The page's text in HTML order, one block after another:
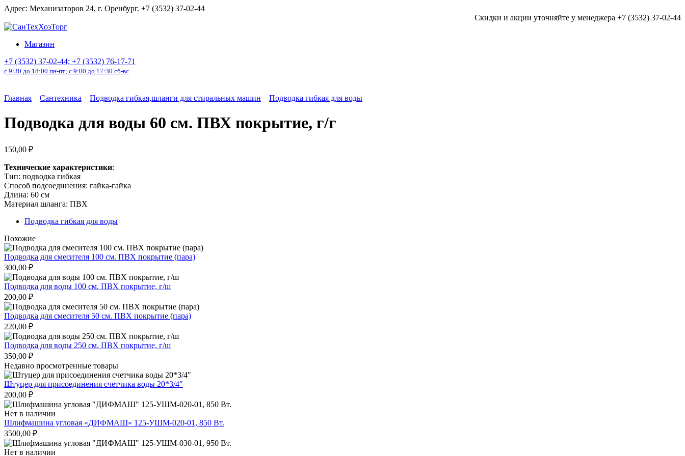
Перейти
содержанию
Адрес: Механизаторов 24, г. Оренбург. +7 (3532) 37-02-44
Скидки и акции уточняйте у менеджера +7 (3532) 37-02-44
Магазин
+7 (3532) 37-02-44; +7 (3532) 76-17-71
с 9:30 до 18:00 пн-пт; с 9:00 до 17:30 сб-вс
Главная Сантехника Подводка гибкая,шланги для стиральных машин Подводка гибкая для воды
Подводка для воды 60 см. ПВХ покрытие, г/г
150,00 ₽
Технические характеристики:
Тип: подводка гибкая
Способ подсоединения: гайка-гайка
Длина: 60 см
Материал шланга: ПВХ
Подводка гибкая для воды
Похожие
Подводка для смесителя 100 см. ПВХ покрытие (пара)
300,00 ₽
Подводка для воды 100 см. ПВХ покрытие, г/ш
200,00 ₽
Подводка для смесителя 50 см. ПВХ покрытие (пара)
220,00 ₽
Подводка для воды 250 см. ПВХ покрытие, г/ш
350,00 ₽
Недавно просмотренные товары
Штуцер для присоединения счетчика воды 20*3/4″
200,00 ₽
Нет в наличии
Шлифмашина угловая «ДИФМАШ» 125-УШМ-020-01, 850 Вт.
3500,00 ₽
Нет в наличии